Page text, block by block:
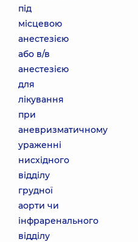
під
місцевою
анестезією
або в/в
анестезією
для
лікування
при
аневризматичному
ураженні
нисхідного
відділу
грудної
аорти чи
інфраренального
відділу